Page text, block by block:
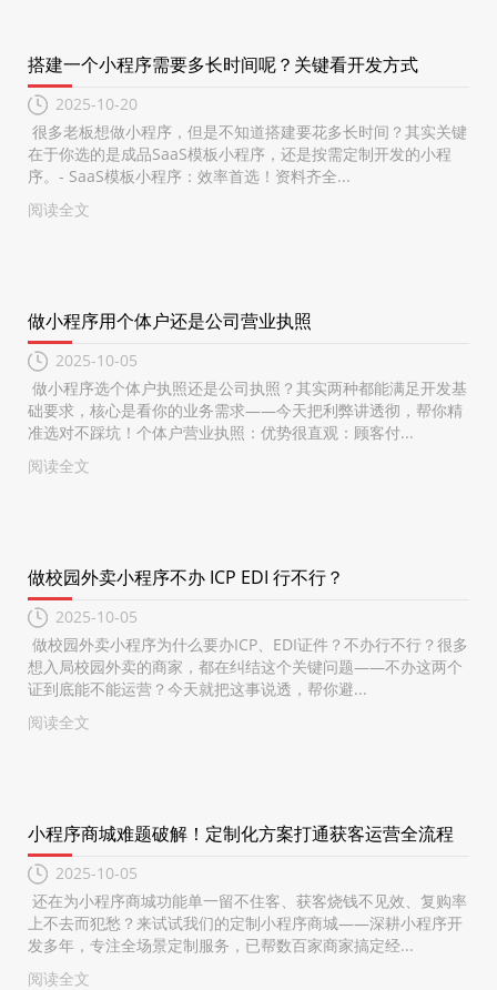
搭建一个小程序需要多长时间呢？关键看开发方式
2025-10-20
很多老板想做小程序，但是不知道搭建要花多长时间？其实关键
在于你选的是成品SaaS模板小程序，还是按需定制开发的小程
序。- SaaS模板小程序：效率首选！资料齐全...
阅读全文
做小程序用个体户还是公司营业执照
2025-10-05
做小程序选个体户执照还是公司执照？其实两种都能满足开发基
础要求，核心是看你的业务需求——今天把利弊讲透彻，帮你精
准选对不踩坑！个体户营业执照：优势很直观：顾客付...
阅读全文
做校园外卖小程序不办 ICP EDI 行不行？
2025-10-05
做校园外卖小程序为什么要办ICP、EDI证件？不办行不行？很多
想入局校园外卖的商家，都在纠结这个关键问题——不办这两个
证到底能不能运营？今天就把这事说透，帮你避...
阅读全文
小程序商城难题破解！定制化方案打通获客运营全流程
2025-10-05
还在为小程序商城功能单一留不住客、获客烧钱不见效、复购率
上不去而犯愁？来试试我们的定制小程序商城——深耕小程序开
发多年，专注全场景定制服务，已帮数百家商家搞定经...
阅读全文